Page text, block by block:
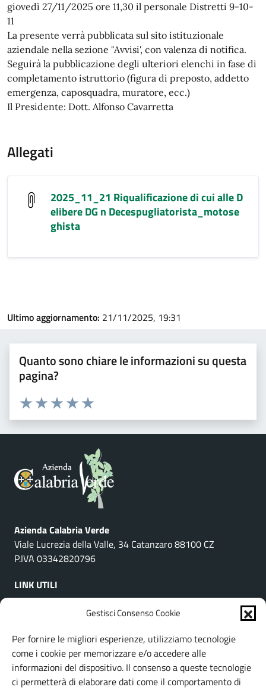
Gestisci Consenso Cookie
Per fornire le migliori esperienze, utilizziamo tecnologie
come i cookie per memorizzare e/o accedere alle
informazioni del dispositivo. Il consenso a queste tecnologie
ci permetterà di elaborare dati come il comportamento di
giovedì 27/11/2025 ore 11,30 il personale Distretti 9-10-
11
La presente verrà pubblicata sul sito istituzionale
aziendale nella sezione "Avvisi', con valenza di notifica.
Seguirà la pubblicazione degli ulteriori elenchi in fase di
completamento istruttorio (figura di preposto, addetto
emergenza, caposquadra, muratore, ecc.)
Il Presidente: Dott. Alfonso Cavarretta
Allegati
2025_11_21 Riqualificazione di cui alle D
elibere DG n Decespugliatorista_motose
ghista
Ultimo aggiornamento: 21/11/2025, 19:31
Quanto sono chiare le informazioni su questa
pagina?
Valuta 5 stelle su 5
Valuta 4 stelle su 5
Valuta 3 stelle su 5
Valuta 2 stelle su 5
Valuta 1 stelle su 5
Azienda Calabria Verde
Viale Lucrezia della Valle, 34 Catanzaro 88100 CZ
P.IVA 03342820796
LINK UTILI
Amministrazione Trasparente
Albo Pretorio
Bacheca sindacale